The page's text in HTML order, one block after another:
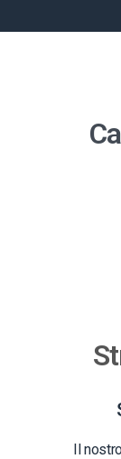
Il